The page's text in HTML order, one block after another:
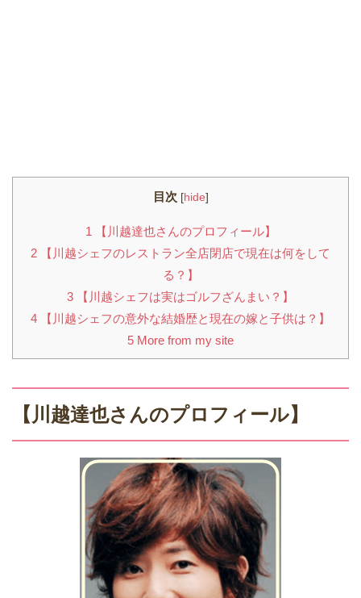
目次 [hide]
1 【川越達也さんのプロフィール】
2 【川越シェフのレストラン全店閉店で現在は何をして
る？】
3 【川越シェフは実はゴルフざんまい？】
4 【川越シェフの意外な結婚歴と現在の嫁と子供は？】
5 More from my site
【川越達也さんのプロフィール】